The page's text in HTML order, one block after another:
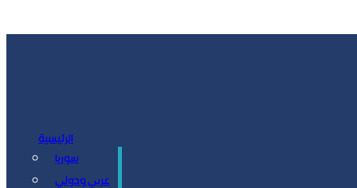
الرئيسية
سوريا
عربي ودولي